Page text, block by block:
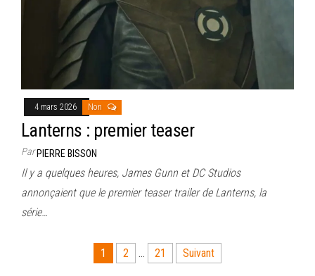
4 mars 2026 Non
Lanterns : premier teaser
ParPIERRE BISSON
Il y a quelques heures, James Gunn et DC Studios
annonçaient que le premier teaser trailer de Lanterns, la
série…
1 2 … 21 Suivant